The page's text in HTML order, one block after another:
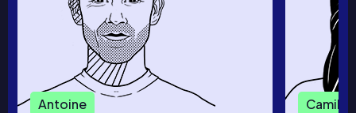
Antoine Camille